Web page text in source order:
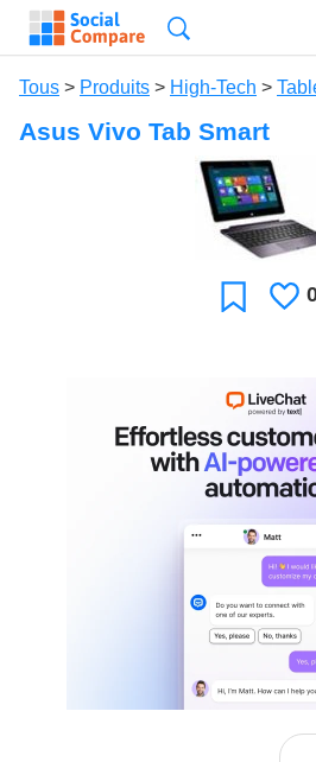
Tous > Produits > High-Tech >
Asus Vivo Tab Smart
Favori